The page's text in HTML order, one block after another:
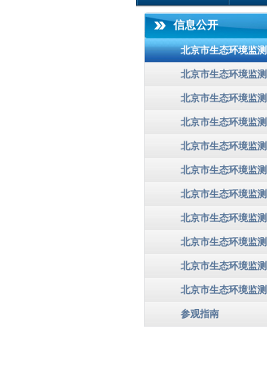
信息公开
参观指南